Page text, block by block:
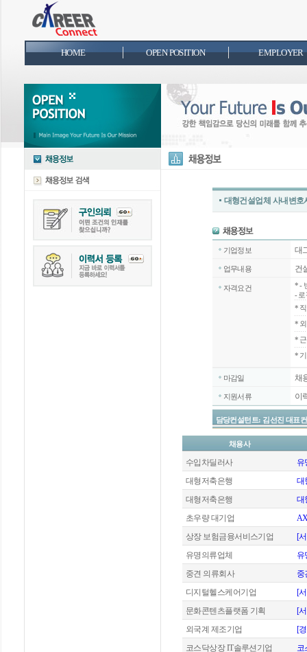
HOME OPEN POSITION EMPLOYER
대형건설업체 사내변
기업정보 대
업무내용 건
자격요건 *-
-
*
*
*
*
마감일 채
지원서류 이
담당컨설턴트: 김선진 대표
채용사
수입차딜러사
유
대형저축은행
대
대형저축은행
대
초우량 대기업
상장 보험금융서비스기업
[
유명의류업체
유
중견 의류회사
중
디지털헬스케어기업
[
문화콘텐츠플랫폼 기획
[
외국계 제조기업
[
코스닥상장 IT솔루션기업
코